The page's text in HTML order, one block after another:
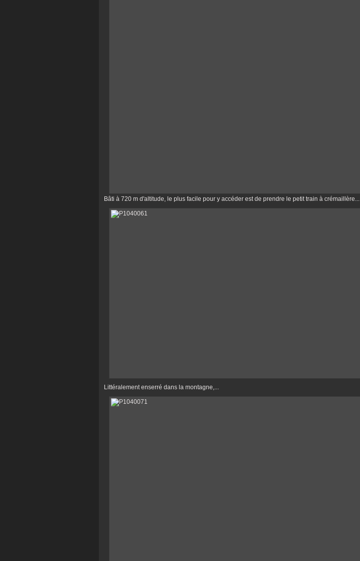
Bâti à 720 m d'altitude, le plus facile pour y accéder est de prendre le petit train à crémaillère...
Littéralement enserré dans la montagne,...